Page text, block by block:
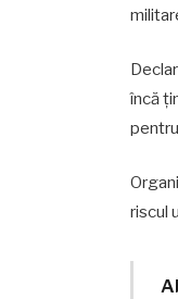
încă
riscul